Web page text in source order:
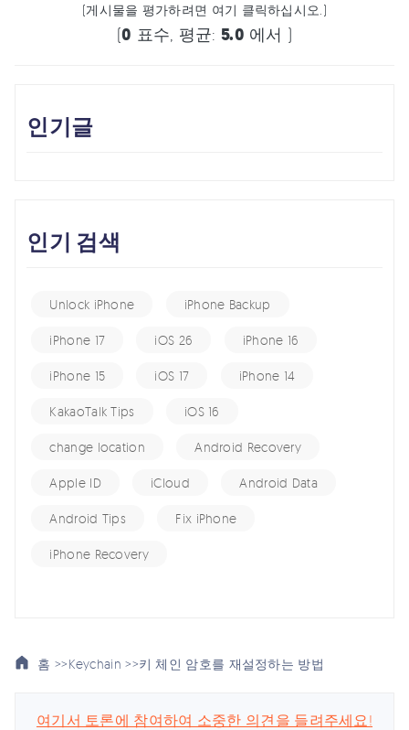
(게시물을 평가하려면 여기 클릭하십시오.)
(0 표수, 평균: 5.0 에서 )
인기글
인기 검색
Unlock iPhone iPhone Backup
iPhone 17 iOS 26 iPhone 16
iPhone 15 iOS 17 iPhone 14
KakaoTalk Tips iOS 16
change location Android Recovery
Apple ID iCloud Android Data
Android Tips Fix iPhone
iPhone Recovery
홈 >>Keychain >>키 체인 암호를 재설정하는 방법
여기서 토론에 참여하여 소중한 의견을 들려주세요!